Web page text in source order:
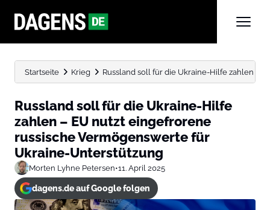
Startseite Krieg Russland soll für die Ukraine-Hilfe zahlen –
Russland soll für die Ukraine-Hilfe
zahlen – EU nutzt eingefrorene
russische Vermögenswerte für
Ukraine-Unterstützung
Morten Lyhne Petersen•11. April 2025
dagens.de auf Google folgen